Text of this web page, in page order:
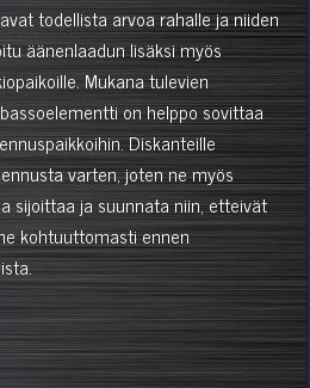
todellista arvoa rahalle ja niiden
äänenlaadun lisäksi myös
Mukana tulevien
on helppo sovittaa
Diskanteille
varten, joten ne myös
sijoittaa ja suunnata niin, etteivät
kohtuuttomasti ennen